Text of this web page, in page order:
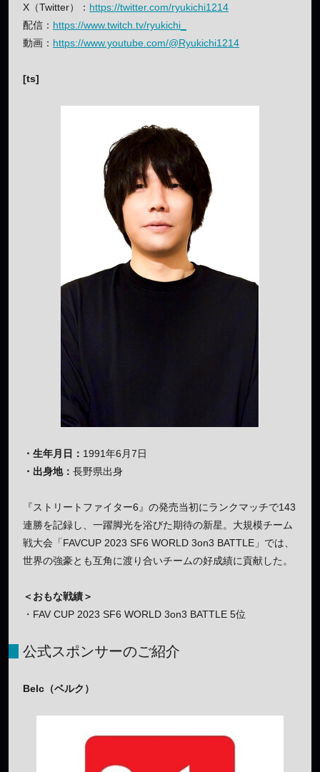
X（Twitter）： https://twitter.com/ryukichi1214
配信： https://www.twitch.tv/ryukichi_
動画： https://www.youtube.com/@Ryukichi1214
[ts]
・生年月日： 1991年6月7日
・出身地： 長野県出身
『ストリートファイター6』の発売当初にランクマッチで143
連勝を記録し、一躍脚光を浴びた期待の新星。大規模チーム
戦大会「FAVCUP 2023 SF6 WORLD 3on3 BATTLE」では、
世界の強豪とも互角に渡り合いチームの好成績に貢献した。
＜おもな戦績＞
・FAV CUP 2023 SF6 WORLD 3on3 BATTLE 5位
公式スポンサーのご紹介
Belc（ベルク）